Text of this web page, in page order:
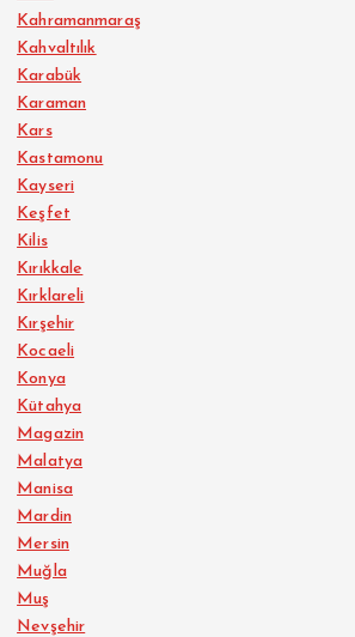
Kahramanmaraş
Kahvaltılık
Karabük
Karaman
Kars
Kastamonu
Kayseri
Keşfet
Kilis
Kırıkkale
Kırklareli
Kırşehir
Kocaeli
Konya
Kütahya
Magazin
Malatya
Manisa
Mardin
Mersin
Muğla
Muş
Nevşehir